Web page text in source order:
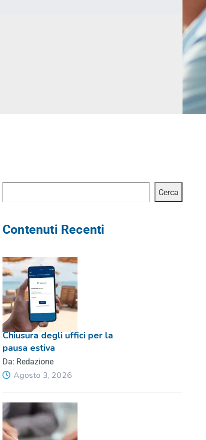
Cerca
Contenuti Recenti
Chiusura degli uffici per la
pausa estiva
Da: Redazione
Agosto 3, 2026